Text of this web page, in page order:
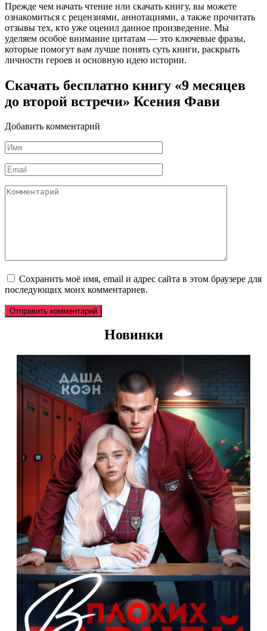
Прежде чем начать чтение или скачать книгу, вы можете
ознакомиться с рецензиями, аннотациями, а также прочитать
отзывы тех, кто уже оценил данное произведение. Мы
уделяем особое внимание цитатам — это ключевые фразы,
которые помогут вам лучше понять суть книги, раскрыть
личности героев и основную идею истории.
Скачать бесплатно книгу «9 месяцев
до второй встречи» Ксения Фави
Добавить комментарий
Имя
*
Email
*
Комментарий
Сохранить моё имя, email и адрес сайта в этом браузере для
последующих моих комментариев.
Новинки